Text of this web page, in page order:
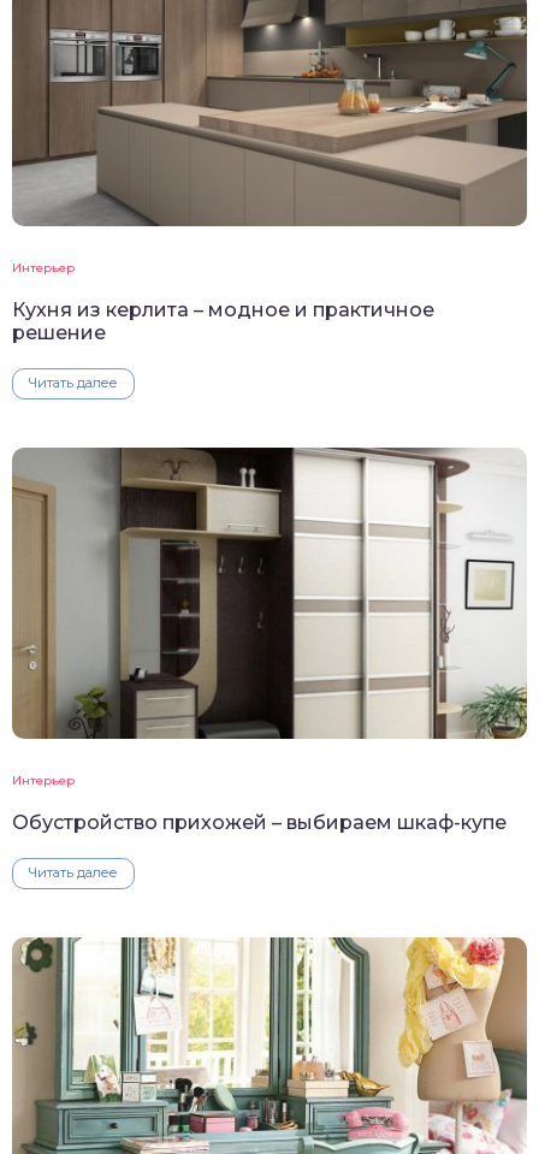
Интерьер
Кухня из керлита – модное и практичное
решение
Читать далее
Интерьер
Обустройство прихожей – выбираем шкаф-купе
Читать далее